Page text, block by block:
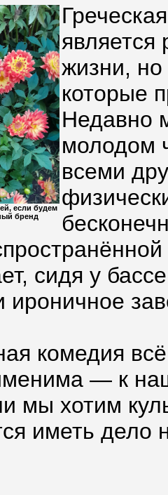
если будем
бренд
является
жизни,
которые
Недавно
молодом
всеми
сидя у
ироничное
комедия
— к
мы хотим
иметь дело